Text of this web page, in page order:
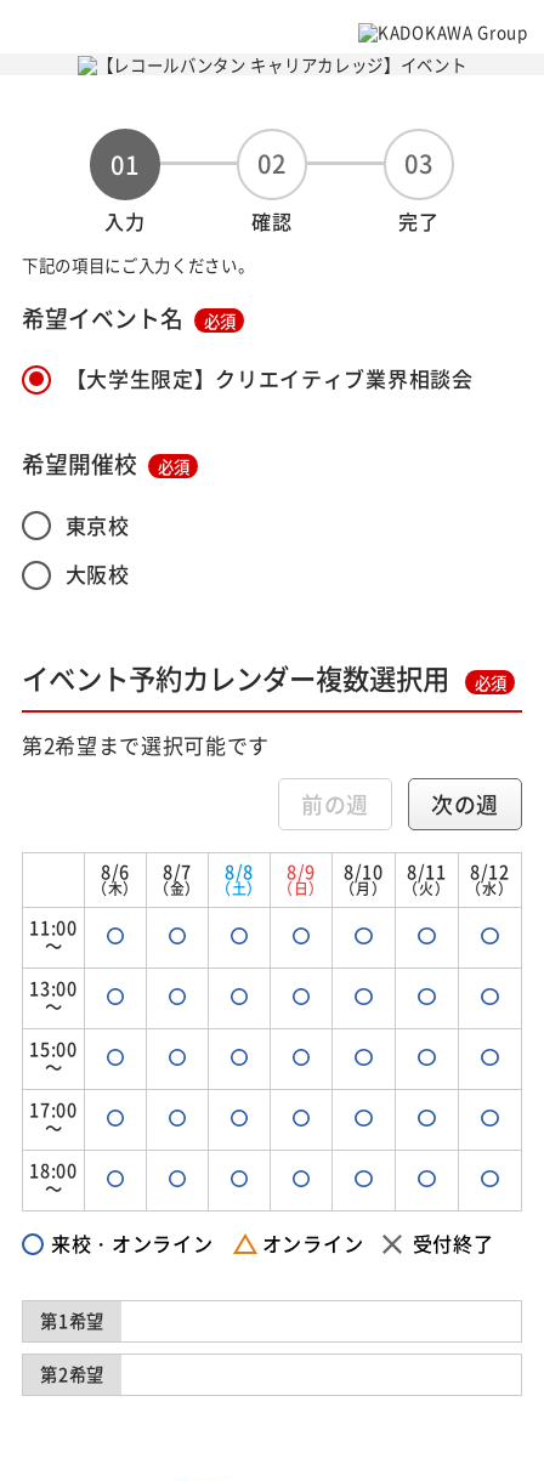
01
入力
02
確認
03
完了
下記の項目にご入力ください。
希望イベント名 必須
【大学生限定】クリエイティブ業界相談会
希望開催校 必須
東京校
大阪校
イベント予約カレンダー複数選択用 必須
第2希望まで選択可能です
前の週 次の週
8/6
（木）
8/7
（金）
8/8
（土）
8/9
（日）
8/10
（月）
8/11
（火）
8/12
（水）
11:00
～
13:00
～
15:00
～
17:00
～
18:00
～
来校・オンライン オンライン 受付終了
第1希望
第2希望